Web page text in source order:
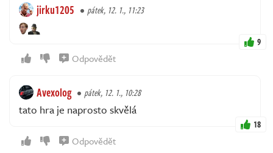
jirku1205 pátek, 12. 1., 11:23
9
Odpovědět
Avexolog pátek, 12. 1., 10:28
tato hra je naprosto skvělá
18
Odpovědět